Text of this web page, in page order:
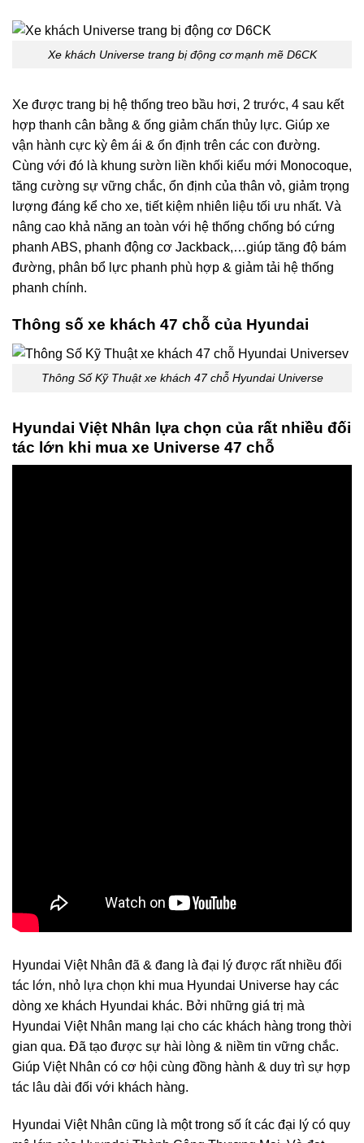
Xe khách Universe trang bị động cơ mạnh mẽ D6CK
Xe được trang bị hệ thống treo bầu hơi, 2 trước, 4 sau kết
hợp thanh cân bằng & ống giảm chấn thủy lực. Giúp xe
vận hành cực kỳ êm ái & ổn định trên các con đường.
Cùng với đó là khung sườn liền khối kiểu mới Monocoque,
tăng cường sự vững chắc, ổn định của thân vỏ, giảm trọng
lượng đáng kể cho xe, tiết kiệm nhiên liệu tối ưu nhất. Và
nâng cao khả năng an toàn với hệ thống chống bó cứng
phanh ABS, phanh động cơ Jackback,…giúp tăng độ bám
đường, phân bổ lực phanh phù hợp & giảm tải hệ thống
phanh chính.
Thông số xe khách 47 chỗ của Hyundai
Thông Số Kỹ Thuật xe khách 47 chỗ Hyundai Universe
Hyundai Việt Nhân lựa chọn của rất nhiều đối
tác lớn khi mua xe Universe 47 chỗ
Hyundai Việt Nhân đã & đang là đại lý được rất nhiều đối
tác lớn, nhỏ lựa chọn khi mua Hyundai Universe hay các
dòng xe khách Hyundai khác. Bởi những giá trị mà
Hyundai Việt Nhân mang lại cho các khách hàng trong thời
gian qua. Đã tạo được sự hài lòng & niềm tin vững chắc.
Giúp Việt Nhân có cơ hội cùng đồng hành & duy trì sự hợp
tác lâu dài đối với khách hàng.
Hyundai Việt Nhân cũng là một trong số ít các đại lý có quy